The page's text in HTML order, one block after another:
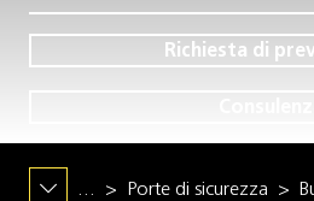
Richiesta di
Porte di sicurezza